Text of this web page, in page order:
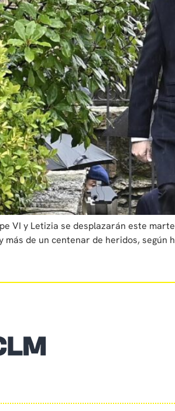
VI y Letizia se desplazarán este
más de un centenar de heridos,